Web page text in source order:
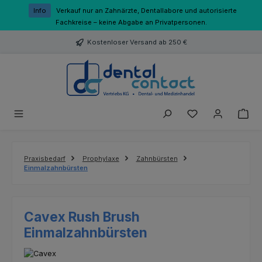
Zum Hauptinhalt springen
Info
Verkauf nur an Zahnärzte, Dentallabore und autorisierte
Fachkreise – keine Abgabe an Privatpersonen.
Kostenloser Versand ab 250 €
Du hast 0
Praxisbedarf Prophylaxe
Zahnbürsten
Einmalzahnbürsten
Cavex Rush Brush
Einmalzahnbürsten